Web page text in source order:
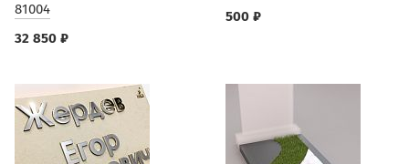
81004
32 850 ₽
500 ₽